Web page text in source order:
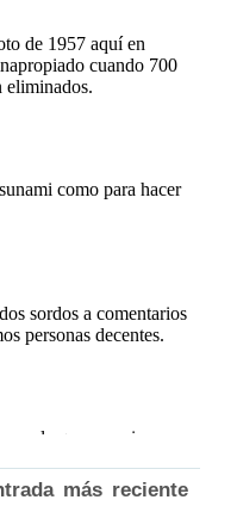
más reciente